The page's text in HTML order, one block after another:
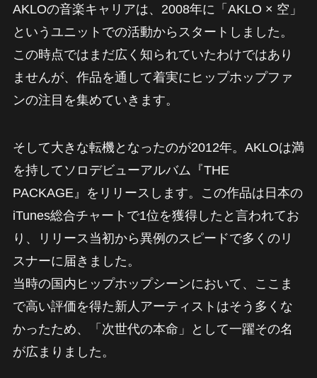
AKLOの音楽キャリアは、2008年に「AKLO × 空」
というユニットでの活動からスタートしました。
この時点ではまだ広く知られていたわけではあり
ませんが、作品を通して着実にヒップホップファ
ンの注目を集めていきます。
そして大きな転機となったのが2012年。AKLOは満
を持してソロデビューアルバム『THE
PACKAGE』をリリースします。この作品は日本の
iTunes総合チャートで1位を獲得したと言われてお
り、リリース当初から異例のスピードで多くのリ
スナーに届きました。
当時の国内ヒップホップシーンにおいて、ここま
で高い評価を得た新人アーティストはそう多くな
かったため、「次世代の本命」として一躍その名
が広まりました。